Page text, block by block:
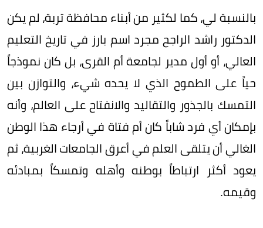
بالنسبة لي، كما لكثير من أبناء محافظة تربة، لم يكن
الدكتور راشد الراجح مجرد اسم بارز في تاريخ التعليم
العالي، أو أول مدير لجامعة أم القرى، بل كان نموذجاً
حياً على الطموح الذي لا يحده شيء، والتوازن بين
التمسك بالجذور والتقاليد والانفتاح على العالم، وأنه
بإمكان أي فرد شاباً كان أم فتاة في أرجاء هذا الوطن
الغالي أن يتلقى العلم في أعرق الجامعات الغربية، ثم
يعود أكثر ارتباطاً بوطنه وأهله وتمسكاً بمبادئه
وقيمه.